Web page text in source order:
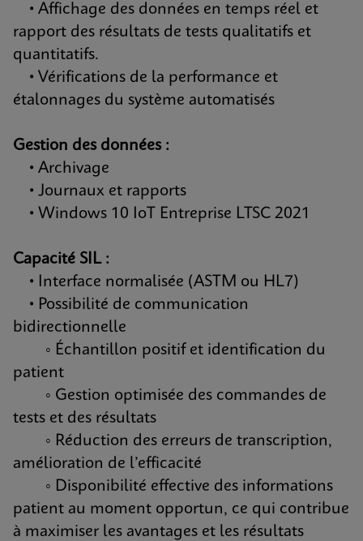
• Affichage des données en temps réel et
rapport des résultats de tests qualitatifs et
quantitatifs.
• Vérifications de la performance et
étalonnages du système automatisés
Gestion des données :
• Archivage
• Journaux et rapports
• Windows 10 IoT Entreprise LTSC 2021
Capacité SIL :
• Interface normalisée (ASTM ou HL7)
• Possibilité de communication
bidirectionnelle
◦ Échantillon positif et identification du
patient
◦ Gestion optimisée des commandes de
tests et des résultats
◦ Réduction des erreurs de transcription,
amélioration de l’efficacité
◦ Disponibilité effective des informations
patient au moment opportun, ce qui contribue
à maximiser les avantages et les résultats